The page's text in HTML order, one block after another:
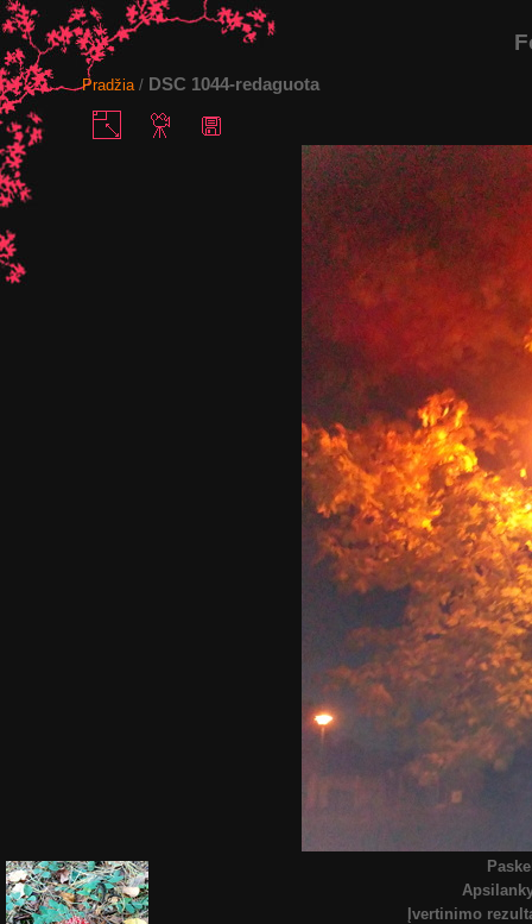
Pradžia/ DSC 1044-redaguota
Įvertinimo